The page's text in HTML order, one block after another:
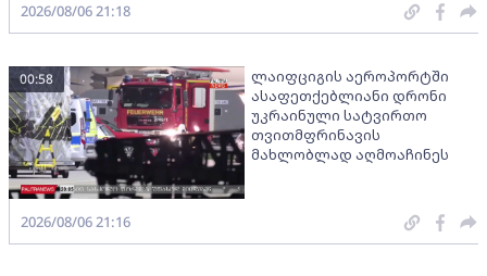
2026/08/06 21:18
ლაიფციგის აეროპორტში
ასაფეთქებლიანი დრონი
უკრაინული სატვირთო
თვითმფრინავის
მახლობლად აღმოაჩინეს
00:58
2026/08/06 21:16